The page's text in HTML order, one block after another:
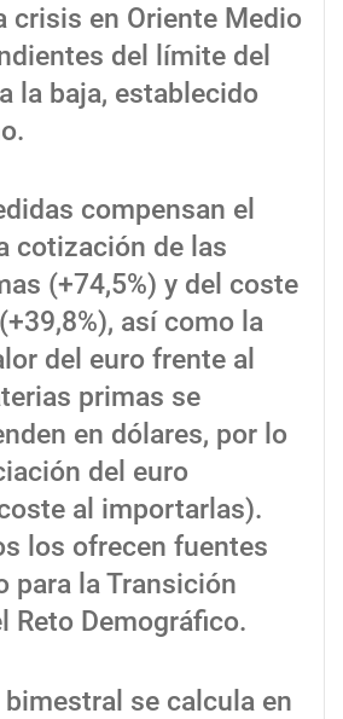
crisis en Oriente Medio
del límite del
la baja, establecido
compensan el
cotización de las
(+74,5%) y del coste
así como la
del euro frente al
primas se
en dólares, por lo
del euro
al importarlas).
los ofrecen fuentes
para la Transición
Reto Demográfico.
se calcula en